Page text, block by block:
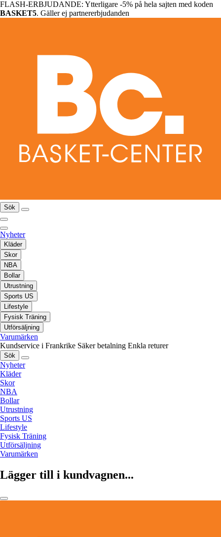
FLASH-ERBJUDANDE: Ytterligare -5% på hela sajten med koden
BASKET5. Gäller ej partnererbjudanden
Sök
Nyheter
Kläder
Skor
NBA
Bollar
Utrustning
Sports US
Lifestyle
Fysisk Träning
Utförsäljning
Varumärken
Kundservice i Frankrike Säker betalning Enkla returer
Sök
Nyheter
Kläder
Skor
NBA
Bollar
Utrustning
Sports US
Lifestyle
Fysisk Träning
Utförsäljning
Varumärken
Lägger till i kundvagnen...